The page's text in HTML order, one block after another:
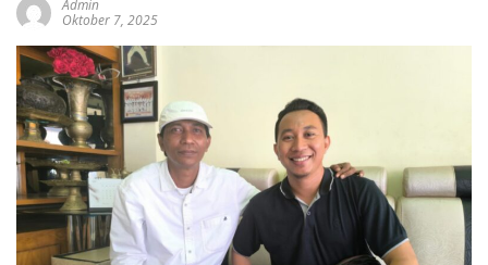
Admin
Oktober 7, 2025